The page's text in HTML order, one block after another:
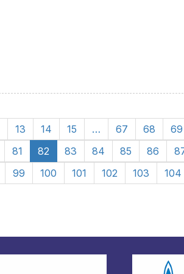
13 14 15 … 67 68
69
81 82 83 84 85 86
99 100 101 102 103
104